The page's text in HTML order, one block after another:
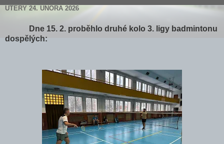
ÚTERÝ 24. ÚNORA 2026
Dne 15. 2. proběhlo druhé kolo 3. ligy badmintonu
dospělých: